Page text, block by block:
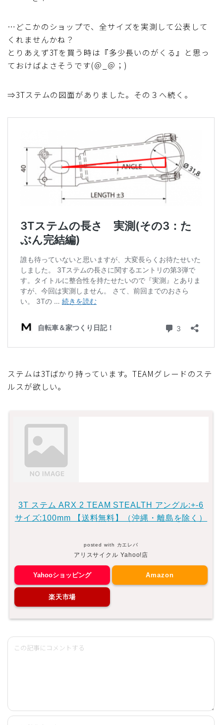
…どこかのショップで、全サイズを実測して公表して
くれませんかね？
とりあえず3Tを買う時は『多少長いのがくる』と思っ
ておけばよさそうです(＠_＠；)
⇒3Tステムの図面がありました。その３へ続く。
ステムは3Tばかり持っています。TEAMグレードのステ
ルスが欲しい。
3T ステム ARX 2 TEAM STEALTH アングル:+-6
サイズ:100mm 【送料無料】（沖縄・離島を除く）
posted with カエレバ
アリスサイクル Yahoo!店
Yahooショッピング Amazon
楽天市場